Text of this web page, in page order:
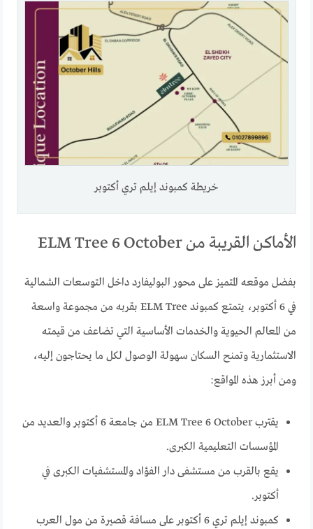
خريطة كمبوند إيلم تري أكتوبر
الأماكن القريبة من ELM Tree 6 October
بفضل موقعه المتميز على محور البوليفارد داخل التوسعات الشمالية
في 6 أكتوبر، يتمتع كمبوند ELM Tree بقربه من مجموعة واسعة
من المعالم الحيوية والخدمات الأساسية التي تضاعف من قيمته
الاستثمارية وتمنح السكان سهولة الوصول لكل ما يحتاجون إليه،
ومن أبرز هذه المواقع:
يقترب ELM Tree 6 October من جامعة 6 أكتوبر والعديد من
المؤسسات التعليمية الكبرى.
يقع بالقرب من مستشفى دار الفؤاد والمستشفيات الكبرى في
أكتوبر.
كمبوند إيلم تري 6 أكتوبر على مسافة قصيرة من مول العرب